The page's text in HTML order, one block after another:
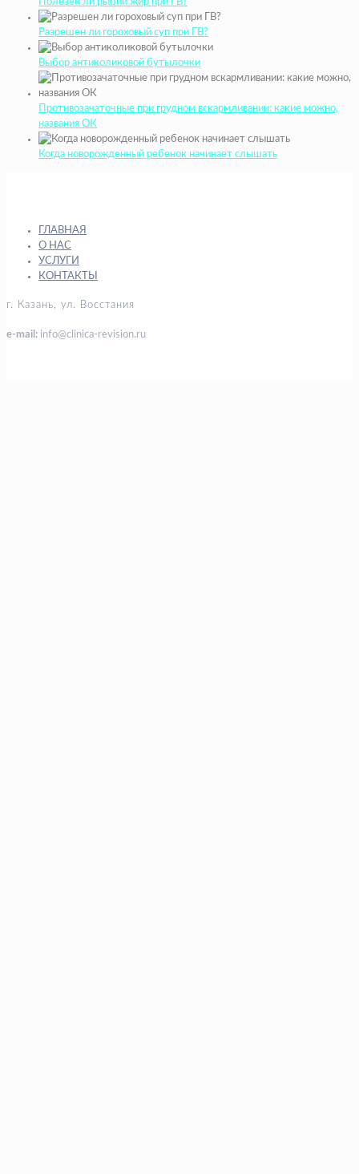
Разрешен ли гороховый суп при ГВ?
Выбор антиколиковой бутылочки
Противозачаточные при грудном вскармливании: какие можно,
названия ОК
Когда новорожденный ребенок начинает слышать
ГЛАВНАЯ
О НАС
УСЛУГИ
КОНТАКТЫ
г. Казань, ул. Восстания
e-mail: info@clinica-revision.ru